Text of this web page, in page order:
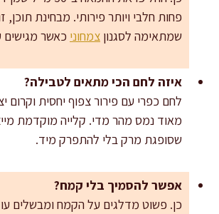
פחות חלבי ויותר פירותי. מבחינת תוכן,
שמתאימה לסגנון צמחוני כאשר מגישים
איזה לחם הכי מתאים לטבילה?
לחם כפרי עם פירור צפוף יחסית וקרום
מאוד נמס מהר מדי. קלייה מוקדמת
שסופגת מרק בלי להתפרק מיד.
אפשר להסמיך בלי קמח?